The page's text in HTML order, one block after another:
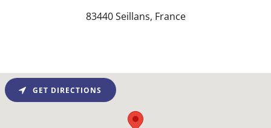
83440 Seillans, France
GET DIRECTIONS